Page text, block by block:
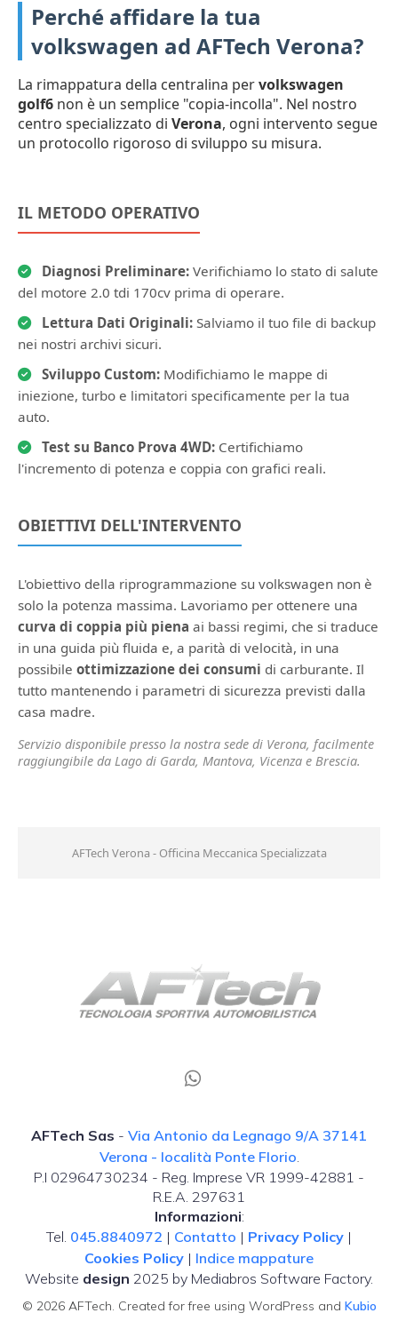
Perché affidare la tua
volkswagen ad AFTech Verona?
La rimappatura della centralina pervolkswagen
golf6 non è un semplice "copia-incolla". Nel nostro
centro specializzato di Verona, ogni intervento segue
un protocollo rigoroso di sviluppo su misura.
IL METODO OPERATIVO
Diagnosi Preliminare: Verifichiamo lo stato di salute
del motore 2.0 tdi 170cv prima di operare.
Lettura Dati Originali: Salviamo il tuo file di backup
nei nostri archivi sicuri.
Sviluppo Custom: Modifichiamo le mappe di
iniezione, turbo e limitatori specificamente per la tua
auto.
Test su Banco Prova 4WD: Certifichiamo
l'incremento di potenza e coppia con grafici reali.
OBIETTIVI DELL'INTERVENTO
L'obiettivo della riprogrammazione su volkswagen non è
solo la potenza massima. Lavoriamo per ottenere una
curva di coppia più piena ai bassi regimi, che si traduce
in una guida più fluida e, a parità di velocità, in una
possibile ottimizzazione dei consumi di carburante. Il
tutto mantenendo i parametri di sicurezza previsti dalla
casa madre.
Servizio disponibile presso la nostra sede di Verona, facilmente
raggiungibile da Lago di Garda, Mantova, Vicenza e Brescia.
AFTech Verona - Officina Meccanica Specializzata
AFTech Sas - Via Antonio da Legnago 9/A 37141
Verona - località Ponte Florio
P.I 02964730234 - Reg. Imprese VR 1999-42881 -
R.E.A. 297631
Informazioni:
Tel. 045.8840972 | Contatto | Privacy Policy |
Cookies Policy | Indice mappature
Website design 2025 by Mediabros Software Factory.
© 2026 AFTech. Created for free using WordPress and Kubio